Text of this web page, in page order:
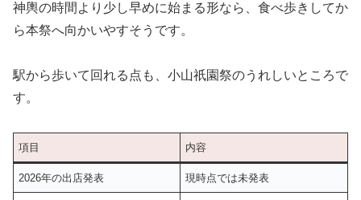
神輿の時間より少し早めに始まる形なら、食べ歩きしてか
ら本祭へ向かいやすそうです。
駅から歩いて回れる点も、小山祇園祭のうれしいところで
す。
項目 内容
2026年の出店発表 現時点では未発表